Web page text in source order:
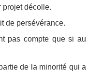
projet décolle.
de persévérance.
pas compte que si au
de la minorité qui a